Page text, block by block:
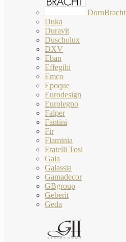
DornBracht
Duka
Duravit
Duscholux
DXV
Eban
Effegibi
Emco
Epoque
Eurodesign
Eurolegno
Falper
Fantini
Fir
Flaminia
Fratelli Tosi
Gaia
Galassia
Gamadecor
GBgroup
Geberit
Geda